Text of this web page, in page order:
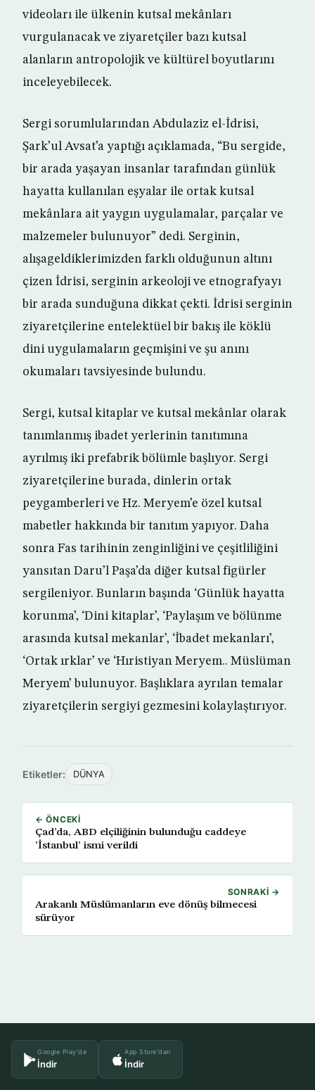
videoları ile ülkenin kutsal mekânları
vurgulanacak ve ziyaretçiler bazı kutsal
alanların antropolojik ve kültürel boyutlarını
inceleyebilecek.
Sergi sorumlularından Abdulaziz el-İdrisi,
Şark’ul Avsat’a yaptığı açıklamada, “Bu sergide,
bir arada yaşayan insanlar tarafından günlük
hayatta kullanılan eşyalar ile ortak kutsal
mekânlara ait yaygın uygulamalar, parçalar ve
malzemeler bulunuyor” dedi. Serginin,
alışageldiklerimizden farklı olduğunun altını
çizen İdrisi, serginin arkeoloji ve etnografyayı
bir arada sunduğuna dikkat çekti. İdrisi serginin
ziyaretçilerine entelektüel bir bakış ile köklü
dini uygulamaların geçmişini ve şu anını
okumaları tavsiyesinde bulundu.
Sergi, kutsal kitaplar ve kutsal mekânlar olarak
tanımlanmış ibadet yerlerinin tanıtımına
ayrılmış iki prefabrik bölümle başlıyor. Sergi
ziyaretçilerine burada, dinlerin ortak
peygamberleri ve Hz. Meryem’e özel kutsal
mabetler hakkında bir tanıtım yapıyor. Daha
sonra Fas tarihinin zenginliğini ve çeşitliliğini
yansıtan Daru’l Paşa’da diğer kutsal figürler
sergileniyor. Bunların başında ‘Günlük hayatta
korunma’, ‘Dini kitaplar’, ‘Paylaşım ve bölünme
arasında kutsal mekanlar’, ‘İbadet mekanları’,
‘Ortak ırklar’ ve ‘Hıristiyan Meryem.. Müslüman
Meryem’ bulunuyor. Başlıklara ayrılan temalar
ziyaretçilerin sergiyi gezmesini kolaylaştırıyor.
Etiketler: DÜNYA
← ÖNCEKI
Çad’da, ABD elçiliğinin bulunduğu caddeye
‘İstanbul’ ismi verildi
SONRAKI →
Arakanlı Müslümanların eve dönüş bilmecesi
sürüyor
Google Play'de
İndir
App Store'dan
İndir